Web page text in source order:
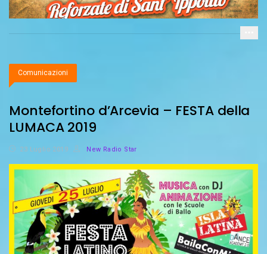
Comunicazioni
Montefortino d’Arcevia – FESTA della
LUMACA 2019
23 Luglio 2019 New Radio Star